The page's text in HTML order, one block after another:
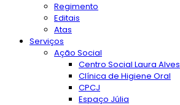
Regimento
Editais
Atas
Serviços
Ação Social
Centro Social Laura Alves
Clínica de Higiene Oral
CPCJ
Espaço Júlia